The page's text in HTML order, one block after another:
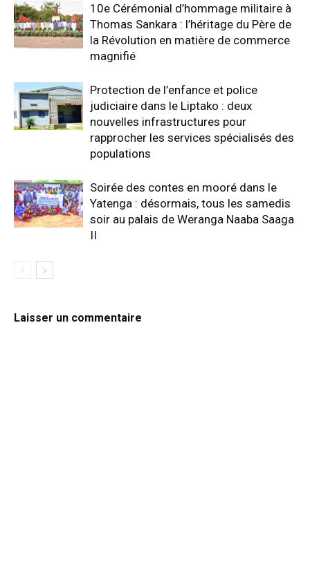
10e Cérémonial d’hommage militaire à
Thomas Sankara : l’héritage du Père de
la Révolution en matière de commerce
magnifié
Protection de l’enfance et police
judiciaire dans le Liptako : deux
nouvelles infrastructures pour
rapprocher les services spécialisés des
populations
Soirée des contes en mooré dans le
Yatenga : désormais, tous les samedis
soir au palais de Weranga Naaba Saaga
II
Laisser un commentaire